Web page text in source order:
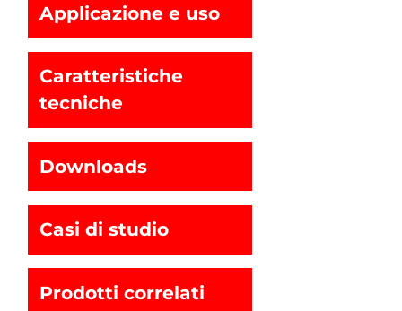
Applicazione e uso
Caratteristiche
tecniche
Downloads
Casi di studio
Prodotti correlati